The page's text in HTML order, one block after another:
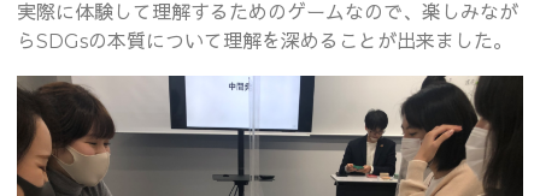
実際に体験して理解するためのゲームなので、楽しみなが
らSDGsの本質について理解を深めることが出来ました。